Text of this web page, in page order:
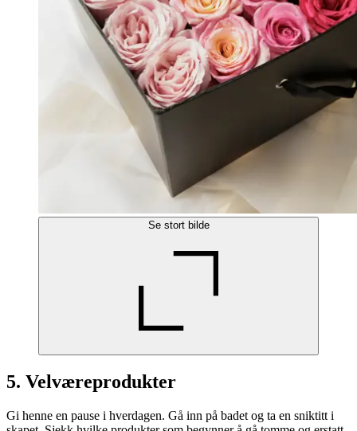
Se stort bilde
5. Velværeprodukter
Gi henne en pause i hverdagen. Gå inn på badet og ta en sniktitt i